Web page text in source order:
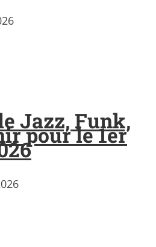
Jazz, Funk,
pour le 1er